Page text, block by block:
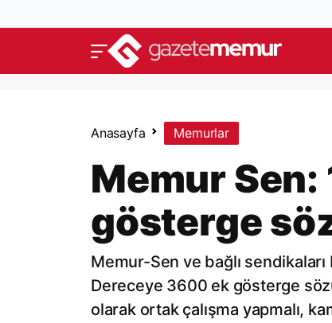
Anasayfa Memurlar
Memur
gösterge
Memur-Sen ve bağlı
Dereceye 3600 ek gösterge
olarak ortak çalışma yapmalı,